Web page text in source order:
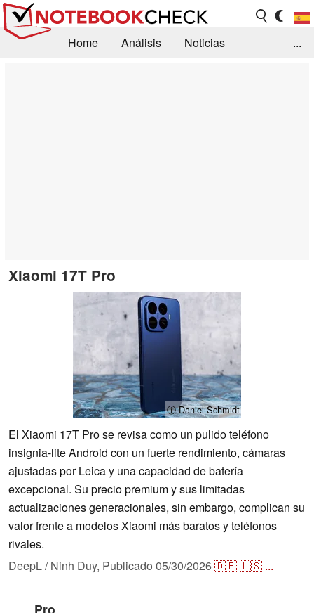
Home Análisis
Noticias
...
Xiaomi 17T Pro
ⓘ Daniel Schmidt
El Xiaomi 17T Pro se revisa como un pulido teléfono
insignia-lite Android con un fuerte rendimiento, cámaras
ajustadas por Leica y una capacidad de batería
excepcional. Su precio premium y sus limitadas
actualizaciones generacionales, sin embargo, complican su
valor frente a modelos Xiaomi más baratos y teléfonos
rivales.
DeepL / Ninh Duy, Publicado 05/30/2026🇩🇪🇺🇸 ...
Pro